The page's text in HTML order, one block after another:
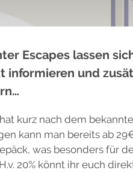
Escapes lassen
und
kurz nach dem
kann man bereits ab
was besonders für
20% könnt ihr euch